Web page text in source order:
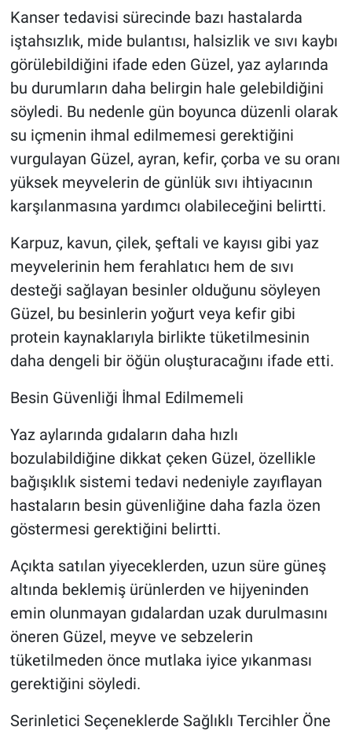
Kanser tedavisi sürecinde bazı hastalarda
iştahsızlık, mide bulantısı, halsizlik ve sıvı kaybı
görülebildiğini ifade eden Güzel, yaz aylarında
bu durumların daha belirgin hale gelebildiğini
söyledi. Bu nedenle gün boyunca düzenli olarak
su içmenin ihmal edilmemesi gerektiğini
vurgulayan Güzel, ayran, kefir, çorba ve su oranı
yüksek meyvelerin de günlük sıvı ihtiyacının
karşılanmasına yardımcı olabileceğini belirtti.
Karpuz, kavun, çilek, şeftali ve kayısı gibi yaz
meyvelerinin hem ferahlatıcı hem de sıvı
desteği sağlayan besinler olduğunu söyleyen
Güzel, bu besinlerin yoğurt veya kefir gibi
protein kaynaklarıyla birlikte tüketilmesinin
daha dengeli bir öğün oluşturacağını ifade etti.
Besin Güvenliği İhmal Edilmemeli
Yaz aylarında gıdaların daha hızlı
bozulabildiğine dikkat çeken Güzel, özellikle
bağışıklık sistemi tedavi nedeniyle zayıflayan
hastaların besin güvenliğine daha fazla özen
göstermesi gerektiğini belirtti.
Açıkta satılan yiyeceklerden, uzun süre güneş
altında beklemiş ürünlerden ve hijyeninden
emin olunmayan gıdalardan uzak durulmasını
öneren Güzel, meyve ve sebzelerin
tüketilmeden önce mutlaka iyice yıkanması
gerektiğini söyledi.
Serinletici Seçeneklerde Sağlıklı Tercihler Öne